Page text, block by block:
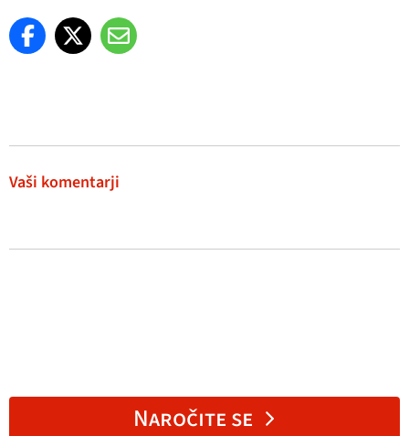
Vaši komentarji
Naročite se